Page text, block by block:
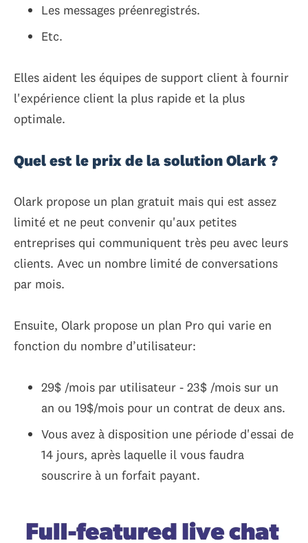
Les messages préenregistrés.
Etc.
Elles aident les équipes de support client à fournir
l'expérience client la plus rapide et la plus
optimale.
Quel est le prix de la solution Olark ?
Olark propose un plan gratuit mais qui est assez
limité et ne peut convenir qu'aux petites
entreprises qui communiquent très peu avec leurs
clients. Avec un nombre limité de conversations
par mois.
Ensuite, Olark propose un plan Pro qui varie en
fonction du nombre d’utilisateur:
29$ /mois par utilisateur - 23$ /mois sur un
an ou 19$/mois pour un contrat de deux ans.
Vous avez à disposition une période d'essai de
14 jours, après laquelle il vous faudra
souscrire à un forfait payant.